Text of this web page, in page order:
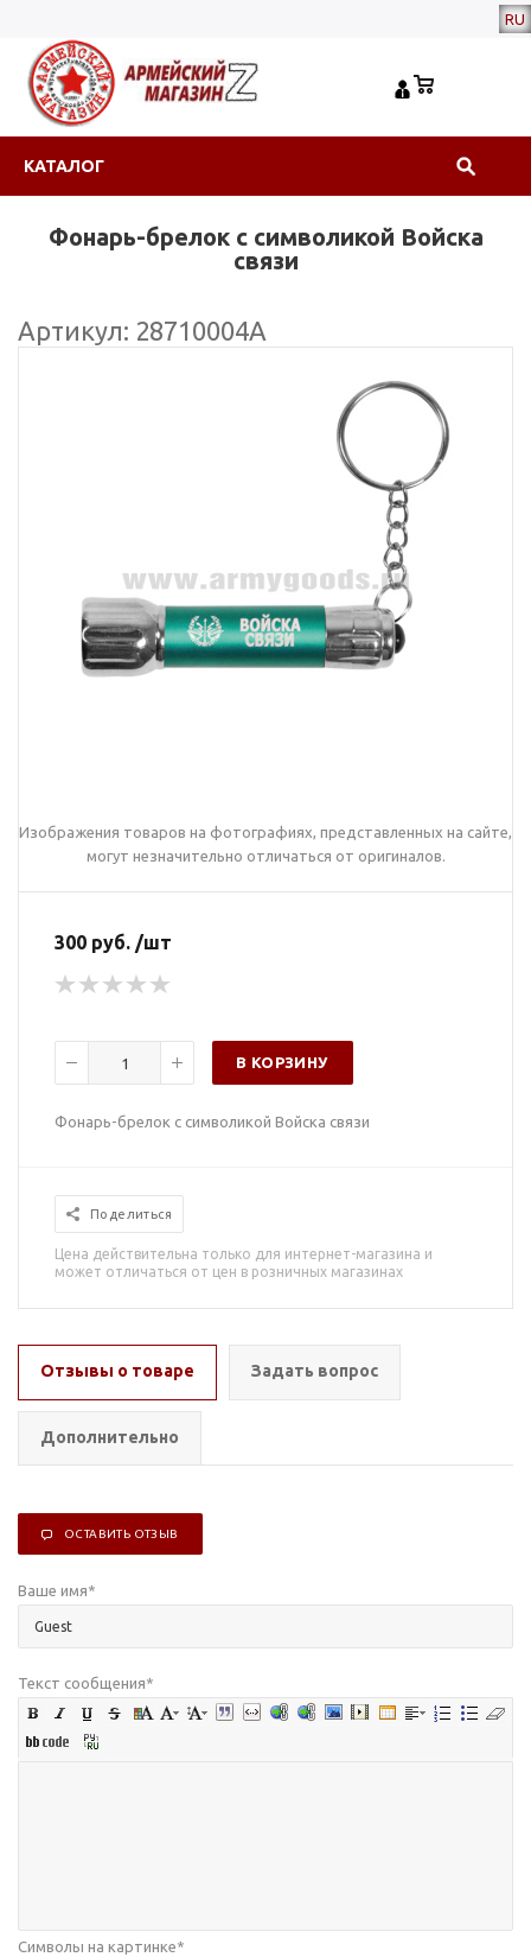
RU
КАТАЛОГ
Фонарь-брелок с символикой Войска
связи
Артикул: 28710004А
Изображения товаров на фотографиях, представленных на сайте,
могут незначительно отличаться от оригиналов.
300 руб. /шт
В КОРЗИНУ
Фонарь-брелок с символикой Войска связи
Поделиться
Цена действительна только для интернет-магазина и
может отличаться от цен в розничных магазинах
Отзывы о товаре Задать вопрос
Дополнительно
ОСТАВИТЬ ОТЗЫВ
Ваше имя*
Текст сообщения*
Символы на картинке*